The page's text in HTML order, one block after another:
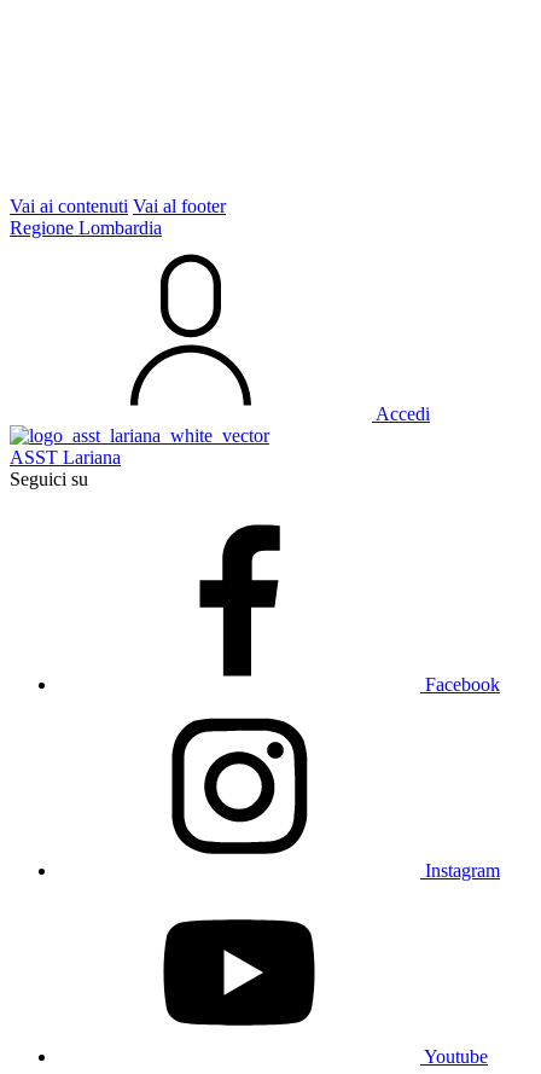
Vai ai contenuti Vai al footer
Regione Lombardia
Accedi
ASST Lariana
Seguici su
Facebook
Instagram
Youtube